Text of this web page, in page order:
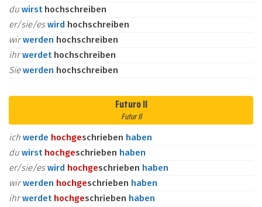
du wirst hochschreiben
er/sie/eswird hochschreiben
wirwerden hochschreiben
ihrwerdet hochschreiben
Siewerden hochschreiben
Futuro II
Futur II
ich werde hochgeschrieben haben
du wirst hochgeschrieben haben
er/sie/eswird hochgeschrieben haben
wirwerden hochgeschrieben haben
ihrwerdet hochgeschrieben haben